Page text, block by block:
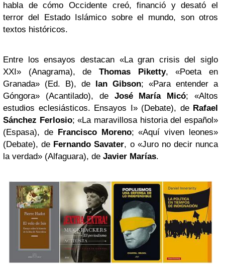
habla de cómo Occidente creó, financió y desató el
terror del Estado Islámico sobre el mundo, son otros
textos históricos.
Entre los ensayos destacan «La gran crisis del siglo
XXI» (Anagrama), de Thomas Piketty, «Poeta en
Granada» (Ed. B), de
Ian Gibson; «Para entender a
Góngora» (Acantilado), de José María Micó; «Altos
estudios eclesiásticos. Ensayos I» (Debate), de Rafael
Sánchez Ferlosio; «La maravillosa historia del español»
(Espasa), de
Francisco Moreno; «Aquí viven leones»
(Debate), de Fernando Savater, o «Juro no decir nunca
la verdad» (Alfaguara), de Javier Marías.